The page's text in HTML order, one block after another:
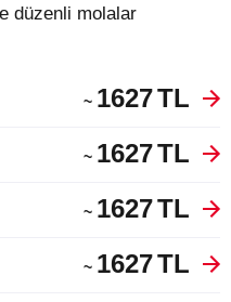
düzenli molalar
~ 1627TL
~ 1627TL
~ 1627TL
~ 1627TL